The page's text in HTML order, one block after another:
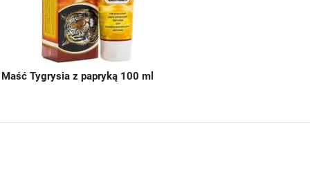
Maść Tygrysia z papryką 100 ml